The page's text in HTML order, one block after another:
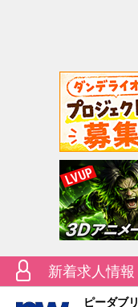
新着求人情報
ピーダブ